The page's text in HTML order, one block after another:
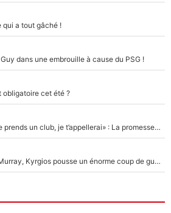
qui a tout gâché !
dans une embrouille à cause du PSG !
obligatoire cet été ?
Mercato - OM - «Dès que je prends un club, je t’appellerai» : La promesse de Marcelino au moment de claquer la porte
Victime de racisme contre Murray, Kyrgios pousse un énorme coup de gueule !